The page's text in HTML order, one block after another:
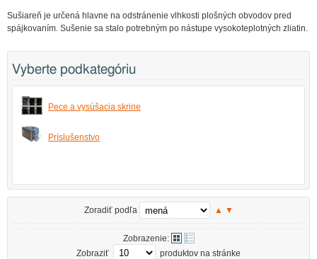
Sušiareň je určená hlavne na odstránenie vlhkosti plošných obvodov pred
spájkovaním. Sušenie sa stalo potrebným po nástupe vysokoteplotných zliatin.
Vyberte podkategóriu
Pece a vysúšacia skrine
Príslušenstvo
Zoradiť podľa ▲ ▼
Zobrazenie:
Zobraziť
produktov na stránke